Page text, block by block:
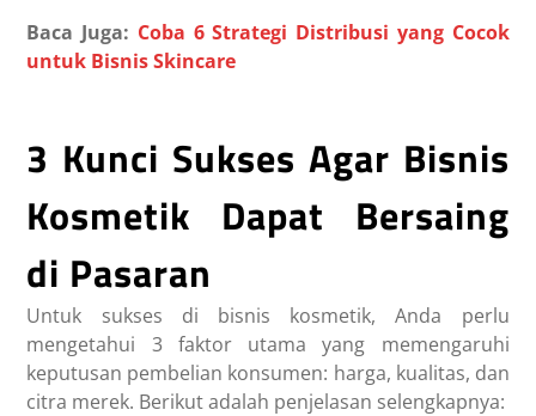
Baca Juga: Coba 6 Strategi Distribusi yang Cocok
untuk Bisnis Skincare
3 Kunci Sukses Agar Bisnis
Kosmetik Dapat Bersaing
di Pasaran
Untuk sukses di bisnis kosmetik, Anda perlu
mengetahui 3 faktor utama yang memengaruhi
keputusan pembelian konsumen: harga, kualitas, dan
citra merek. Berikut adalah penjelasan selengkapnya: